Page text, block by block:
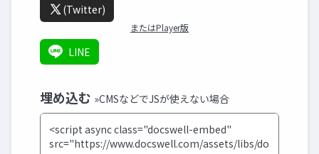
(Twitter)
またはPlayer版
LINE
埋め込む »CMSなどでJSが使えない場合